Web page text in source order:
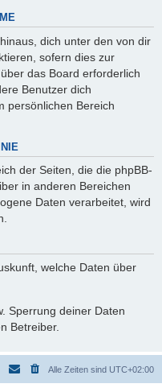
dich unter den von dir
sofern dies zur
das Board erforderlich
Benutzer dich
persönlichen Bereich
der Seiten, die die phpBB-
in anderen Bereichen
Daten verarbeitet, wird
welche Daten über
Sperrung deiner Daten
Betreiber.
Alle Zeiten sind UTC+02:00